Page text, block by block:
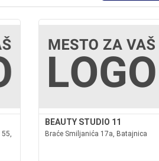
BEAUTY STUDIO 11
Braće Smiljanića 17a, Batajnica